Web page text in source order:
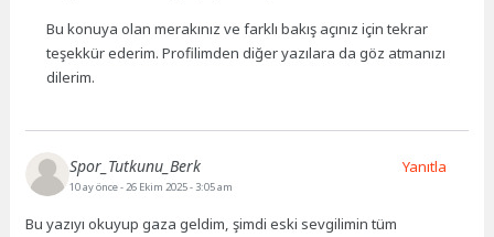
Bu konuya olan merakınız ve farklı bakış açınız için tekrar
teşekkür ederim. Profilimden diğer yazılara da göz atmanızı
dilerim.
Spor_Tutkunu_Berk
10 ay önce- 26 Ekim 2025 - 3:05 am
Bu yazıyı okuyup gaza geldim, şimdi eski sevgilimin tüm
Yanıtla